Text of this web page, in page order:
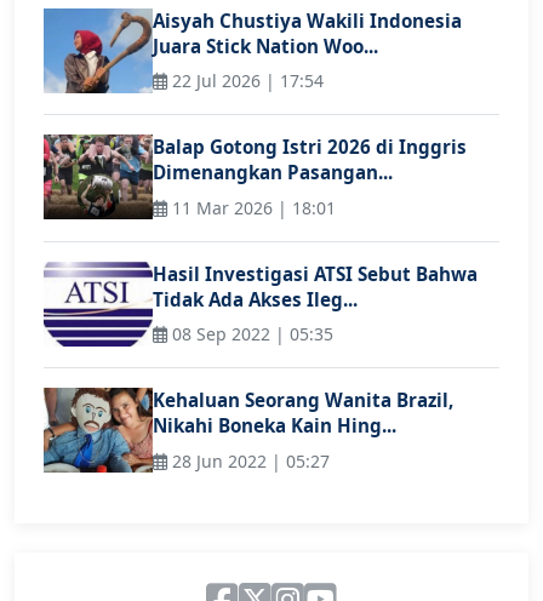
Aisyah Chustiya Wakili Indonesia
Juara Stick Nation Woo...
22 Jul 2026 | 17:54
Balap Gotong Istri 2026 di Inggris
Dimenangkan Pasangan...
11 Mar 2026 | 18:01
Hasil Investigasi ATSI Sebut Bahwa
Tidak Ada Akses Ileg...
08 Sep 2022 | 05:35
Kehaluan Seorang Wanita Brazil,
Nikahi Boneka Kain Hing...
28 Jun 2022 | 05:27